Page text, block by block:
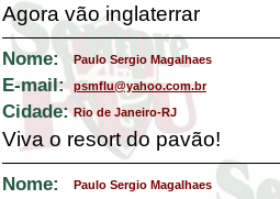
Agora vão inglaterrar
Nome: Paulo Sergio Magalhaes
E-mail: psmflu@yahoo.com.br
Cidade: Rio de Janeiro-RJ
Viva o resort do pavão!
Nome: Paulo Sergio Magalhaes